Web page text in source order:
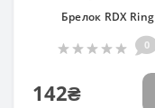
Брелок RDX Ring
0
142₴